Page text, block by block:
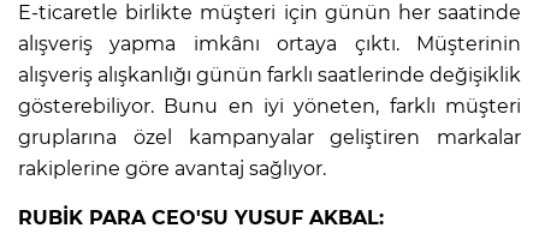
E-ticaretle birlikte müşteri için günün her saatinde
alışveriş yapma imkânı ortaya çıktı. Müşterinin
alışveriş alışkanlığı günün farklı saatlerinde değişiklik
gösterebiliyor. Bunu en iyi yöneten, farklı müşteri
gruplarına özel kampanyalar geliştiren markalar
rakiplerine göre avantaj sağlıyor.
RUBİK PARA CEO'SU YUSUF AKBAL: